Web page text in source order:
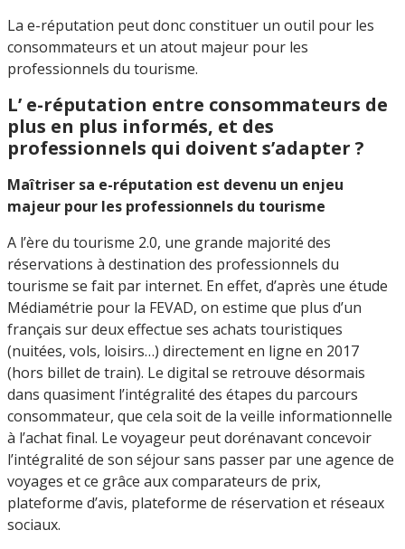
La e-réputation peut donc constituer un outil pour les
consommateurs et un atout majeur pour les
professionnels du tourisme.
L’ e-réputation entre consommateurs de
plus en plus informés, et des
professionnels qui doivent s’adapter ?
Maîtriser sa e-réputation est devenu un enjeu
majeur pour les professionnels du tourisme
A l’ère du tourisme 2.0, une grande majorité des
réservations à destination des professionnels du
tourisme se fait par internet. En effet, d’après une étude
Médiamétrie pour la FEVAD, on estime que plus d’un
français sur deux effectue ses achats touristiques
(nuitées, vols, loisirs…) directement en ligne en 2017
(hors billet de train). Le digital se retrouve désormais
dans quasiment l’intégralité des étapes du parcours
consommateur, que cela soit de la veille informationnelle
à l’achat final. Le voyageur peut dorénavant concevoir
l’intégralité de son séjour sans passer par une agence de
voyages et ce grâce aux comparateurs de prix,
plateforme d’avis, plateforme de réservation et réseaux
sociaux.